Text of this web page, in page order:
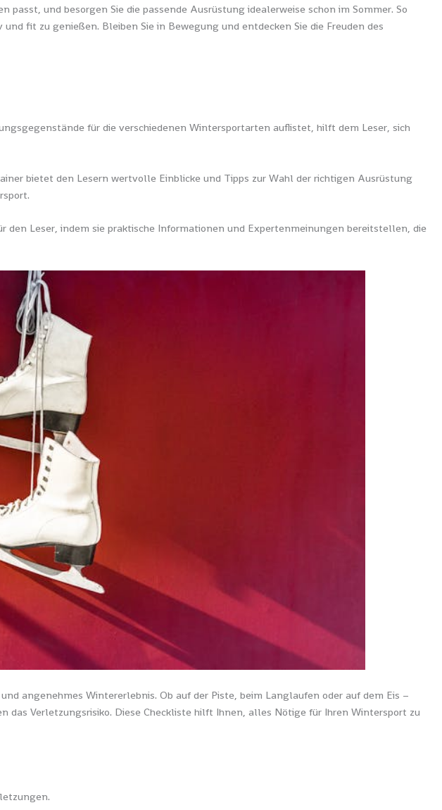
passt, und besorgen Sie die passende Ausrüstung idealerweise schon im Sommer. So
fit zu genießen. Bleiben Sie in Bewegung und entdecken Sie die Freuden des
für die verschiedenen Wintersportarten auflistet, hilft dem Leser, sich
bietet den Lesern wertvolle Einblicke und Tipps zur Wahl der richtigen Ausrüstung
den Leser, indem sie praktische Informationen und Expertenmeinungen bereitstellen, die
angenehmes Wintererlebnis. Ob auf der Piste, beim Langlaufen oder auf dem Eis –
das Verletzungsrisiko. Diese Checkliste hilft Ihnen, alles Nötige für Ihren Wintersport zu